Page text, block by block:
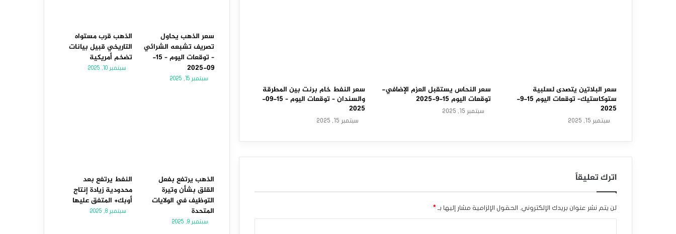
ت
ع
ا
د
ة
ت
ع
ا
سعر البلاتين يتصدى لسلبية
ستوكاستيك– توقعات اليوم 15-9-
2025
سبتمبر 15, 2025
سعر النحاس يستقبل العزم الإضافي-
توقعات اليوم 15-9-2025
سبتمبر 15, 2025
سعر النفط خام برنت بين المطرقة
والسندان – توقعات اليوم – 15-09-
2025
سبتمبر 15, 2025
اترك تعليقاً
لن يتم نشر عنوان بريدك الإلكتروني. الحقول الإلزامية مشار إليها بـ *
سعر الذهب يحاول
تصريف تشبعه الشرائي
– توقعات اليوم – 15-
09-2025
سبتمبر 15, 2025
الذهب قرب مستواه
التاريخي قبيل بيانات
تضخم أمريكية
سبتمبر 10, 2025
الذهب يرتفع بفعل
القلق بشأن وتيرة
التوظيف في الولايات
المتحدة
سبتمبر 9, 2025
النفط يرتفع بعد
محدودية زيادة إنتاج
أوبك+ المتفق عليها
سبتمبر 8, 2025